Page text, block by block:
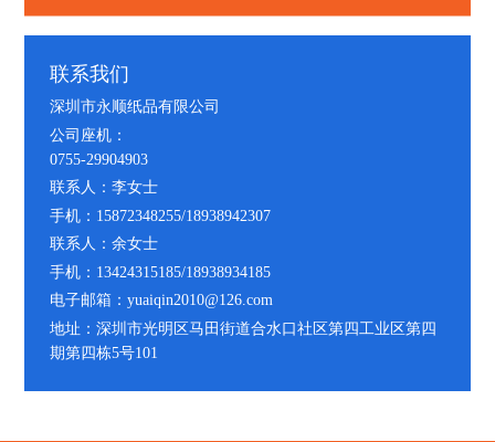
联系我们
深圳市永顺纸品有限公司
公司座机：
0755-29904903
联系人：李女士
手机：15872348255/18938942307
联系人：余女士
手机：13424315185/18938934185
电子邮箱：yuaiqin2010@126.com
地址：深圳市光明区马田街道合水口社区第四工业区第四
期第四栋5号101